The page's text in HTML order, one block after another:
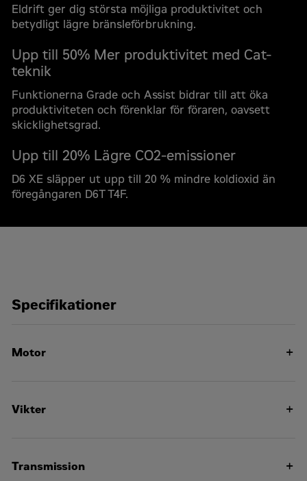
Eldrift ger dig största möjliga produktivitet och
betydligt lägre bränsleförbrukning.
Upp till 50% Mer produktivitet med Cat-
teknik
Funktionerna Grade och Assist bidrar till att öka
produktiviteten och förenklar för föraren, oavsett
skicklighetsgrad.
Upp till 20% Lägre CO2-emissioner
D6 XE släpper ut upp till 20 % mindre koldioxid än
föregångaren D6T T4F.
Specifikationer
Motor
9249/SAE J1349
161 K/W
Vikter
Transmission